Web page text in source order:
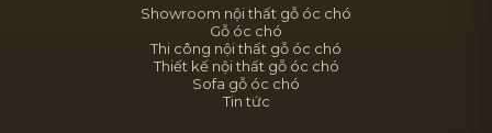
Showroom nội thất gỗ óc chó
Gỗ óc chó
Thi công nội thất gỗ óc chó
Thiết kế nội thất gỗ óc chó
Sofa gỗ óc chó
Tin tức